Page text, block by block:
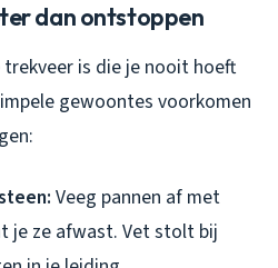
dan ontstoppen
is die je nooit hoeft
gewoontes voorkomen
Veeg pannen af met
je ze afwast. Vet stolt bij